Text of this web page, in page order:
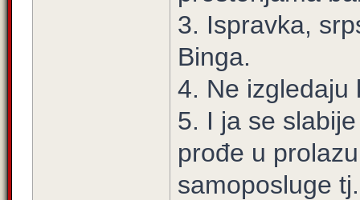
3. Ispravka,
Binga.
4. Ne
5. I ja se
prođe u
samoposluge